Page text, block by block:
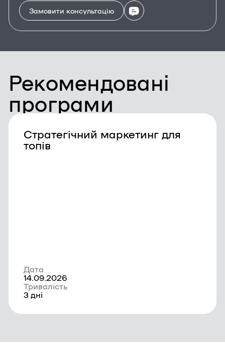
Замовити консультацію
Рекомендовані
програми
Стратегічний маркетинг для
топів
Дата
14.09.2026
Тривалість
3 дні